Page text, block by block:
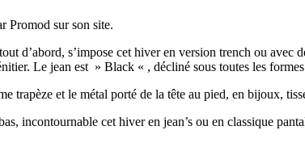
Promod sur son site.
d’abord, s’impose cet hiver en version trench ou avec
Le jean est » Black « , décliné sous toutes les
trapèze et le métal porté de la tête au pied, en bijoux,
incontournable cet hiver en jean’s ou en classique